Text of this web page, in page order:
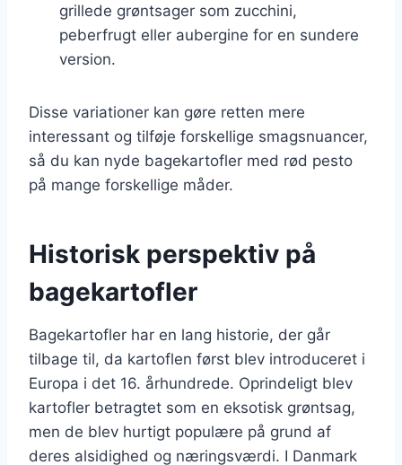
grillede grøntsager som zucchini,
peberfrugt eller aubergine for en sundere
version.
Disse variationer kan gøre retten mere
interessant og tilføje forskellige smagsnuancer,
så du kan nyde bagekartofler med rød pesto
på mange forskellige måder.
Historisk perspektiv på
bagekartofler
Bagekartofler har en lang historie, der går
tilbage til, da kartoflen først blev introduceret i
Europa i det 16. århundrede. Oprindeligt blev
kartofler betragtet som en eksotisk grøntsag,
men de blev hurtigt populære på grund af
deres alsidighed og næringsværdi. I Danmark